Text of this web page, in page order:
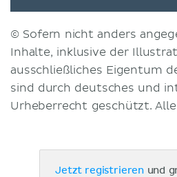
© Sofern nicht anders
Inhalte, inklusive der
ausschließliches Eigentum
sind durch deutsches und
Urheberrecht geschützt.
Jetzt registrieren und